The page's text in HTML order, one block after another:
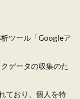
ツール「Googleア
データの収集のた
ており、個人を特